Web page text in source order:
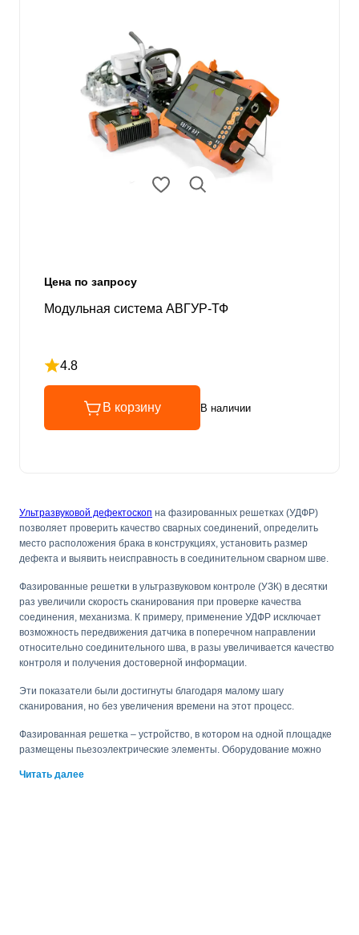
Цена по запросу
Модульная система АВГУР-ТФ
4.8
Рейтинг 4.8 из 5
В корзину В наличии
Ультразвуковой дефектоскоп на фазированных решетках (УДФР)
позволяет проверить качество сварных соединений, определить
место расположения брака в конструкциях, установить размер
дефекта и выявить неисправность в соединительном сварном шве.
Фазированные решетки в ультразвуковом контроле (УЗК) в десятки
раз увеличили скорость сканирования при проверке качества
соединения, механизма. К примеру, применение УДФР исключает
возможность передвижения датчика в поперечном направлении
относительно соединительного шва, в разы увеличивается качество
контроля и получения достоверной информации.
Эти показатели были достигнуты благодаря малому шагу
сканирования, но без увеличения времени на этот процесс.
Фазированная решетка – устройство, в котором на одной площадке
размещены пьезоэлектрические элементы. Оборудование можно
результаты сохраняются и отображаются на экране прибора.
Читать далее